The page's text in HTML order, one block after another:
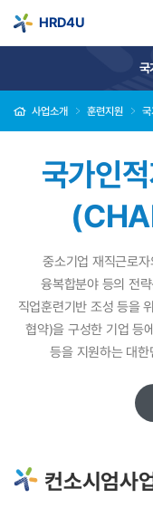
HRD4U
국
사업소개 훈련지원 국
국가인
중소기업 재직근로
융복합분야 등의 전
직업훈련기반 조성 등을
협약)을 구성한 기업 등
등을 지원하는 대
컨소시엄사